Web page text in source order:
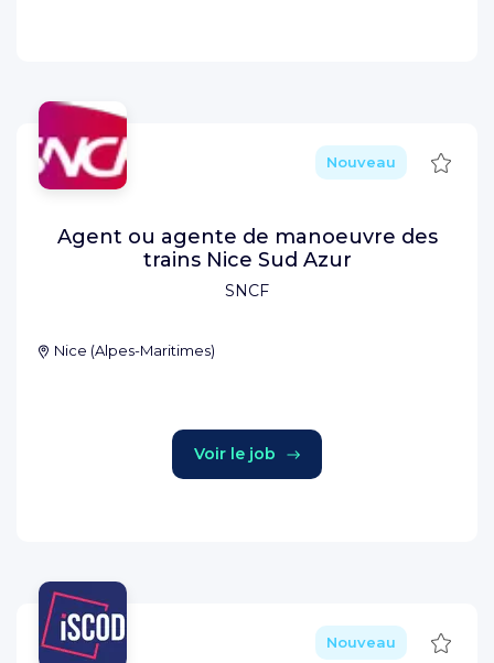
SNCF
Nouveau
Agent ou agente de manoeuvre des
trains Nice Sud Azur
Nice (Alpes-Maritimes)
Voir le job
Nouveau